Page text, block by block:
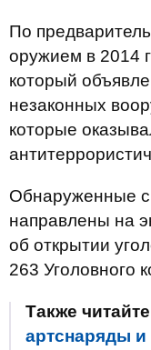
По
оружием в 2014
который
незаконных
которые
Обнаруженные
направлены на
об открытии
263 Уголовного
Также
артснаряды